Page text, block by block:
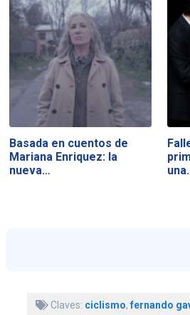
Basada en cuentos de
Mariana Enriquez: la
nueva…
Claves: ciclismo,fernando